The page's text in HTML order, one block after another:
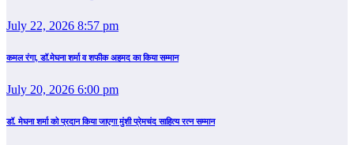
July 22, 2026 8:57 pm
कमल रंगा, डॉ.मेघना शर्मा व शफीक अहमद का किया सम्‍मान
July 20, 2026 6:00 pm
डॉ. मेघना शर्मा को प्रदान किया जाएगा मुंशी प्रेमचंद साहित्य रत्न सम्‍मान